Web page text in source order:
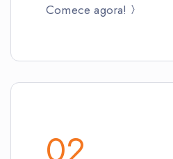
Comece agora!